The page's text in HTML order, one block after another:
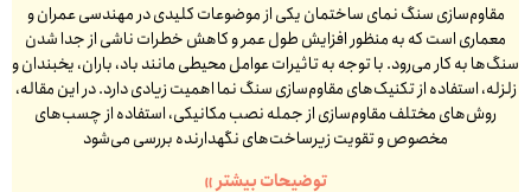
مقاوم‌سازی سنگ نمای ساختمان یکی از موضوعات کلیدی در مهندسی عمران و
معماری است که به منظور افزایش طول عمر و کاهش خطرات ناشی از جدا شدن
سنگ‌ها به کار می‌رود. با توجه به تاثیرات عوامل محیطی مانند باد، باران، یخبندان و
زلزله، استفاده از تکنیک‌های مقاوم‌سازی سنگ نما اهمیت زیادی دارد. در این مقاله،
روش‌های مختلف مقاوم‌سازی از جمله نصب مکانیکی، استفاده از چسب‌های
مخصوص و تقویت زیرساخت‌های نگهدارنده بررسی می‌شود
توضیحات بیشتر »